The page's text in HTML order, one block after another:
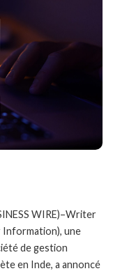
WIRE)–Writer
Information), une
de gestion
en Inde, a annoncé